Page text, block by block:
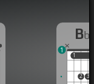
Bb
1
2 3
1
1